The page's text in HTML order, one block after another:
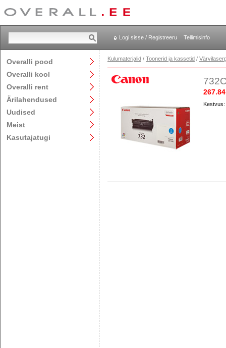
Logi sisse / Registreeru Tellimisinfo
Overalli pood
Overalli kool
Overalli rent
Ärilahendused
Uudised
Meist
Kasutajatugi
Kulumaterjalid / Toonerid ja kassetid /
Kestvus: